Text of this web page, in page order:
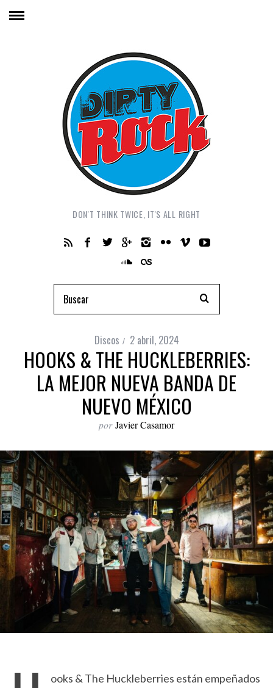
DON'T THINK TWICE, IT'S ALL RIGHT
Discos 2 abril, 2024
HOOKS & THE HUCKLEBERRIES:
LA MEJOR NUEVA BANDA DE
NUEVO MÉXICO
por Javier Casamor
ooks & The Huckleberries están empeñados